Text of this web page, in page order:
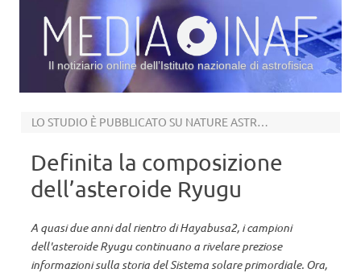
Il notiziario online dell’Istituto nazionale di astrofisica
LO STUDIO È PUBBLICATO SU NATURE ASTRONOMY
Definita la composizione
dell’asteroide Ryugu
A quasi due anni dal rientro di Hayabusa2, i campioni
dell'asteroide Ryugu continuano a rivelare preziose
informazioni sulla storia del Sistema solare primordiale. Ora,